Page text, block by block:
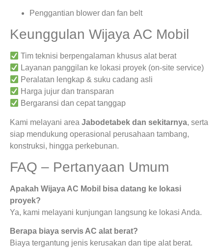
Penggantian blower dan fan belt
Keunggulan Wijaya AC Mobil
Tim teknisi berpengalaman khusus alat berat
Layanan panggilan ke lokasi proyek (on-site service)
Peralatan lengkap & suku cadang asli
Harga jujur dan transparan
Bergaransi dan cepat tanggap
Kami melayani area Jabodetabek dan sekitarnya, serta
siap mendukung operasional perusahaan tambang,
konstruksi, hingga perkebunan.
FAQ – Pertanyaan Umum
Apakah Wijaya AC Mobil bisa datang ke lokasi
proyek?
Ya, kami melayani kunjungan langsung ke lokasi Anda.
Berapa biaya servis AC alat berat?
Biaya tergantung jenis kerusakan dan tipe alat berat.